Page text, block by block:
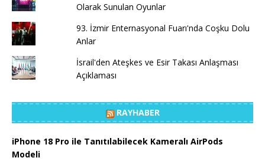
Olarak Sunulan Oyunlar
93. İzmir Enternasyonal Fuarı'nda Coşku Dolu
Anlar
İsrail'den Ateşkes ve Esir Takası Anlaşması
Açıklaması
RAYHABER
iPhone 18 Pro ile Tanıtılabilecek Kameralı AirPods
Modeli